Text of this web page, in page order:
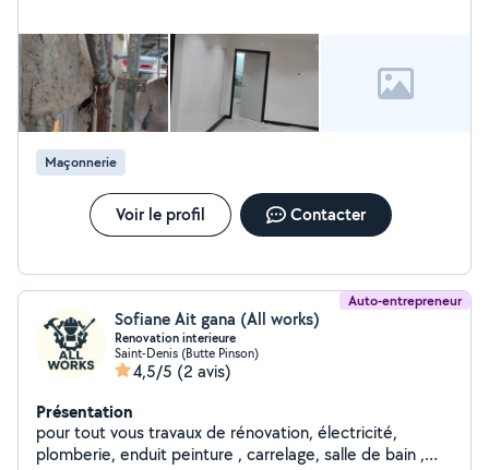
Maçonnerie
Voir le profil Contacter
Auto-entrepreneur
Sofiane Ait gana (All works)
Renovation interieure
Saint-Denis (Butte Pinson)
4,5/5 (2 avis)
Présentation
pour tout vous travaux de rénovation, électricité,
plomberie, enduit peinture , carrelage, salle de bain ,